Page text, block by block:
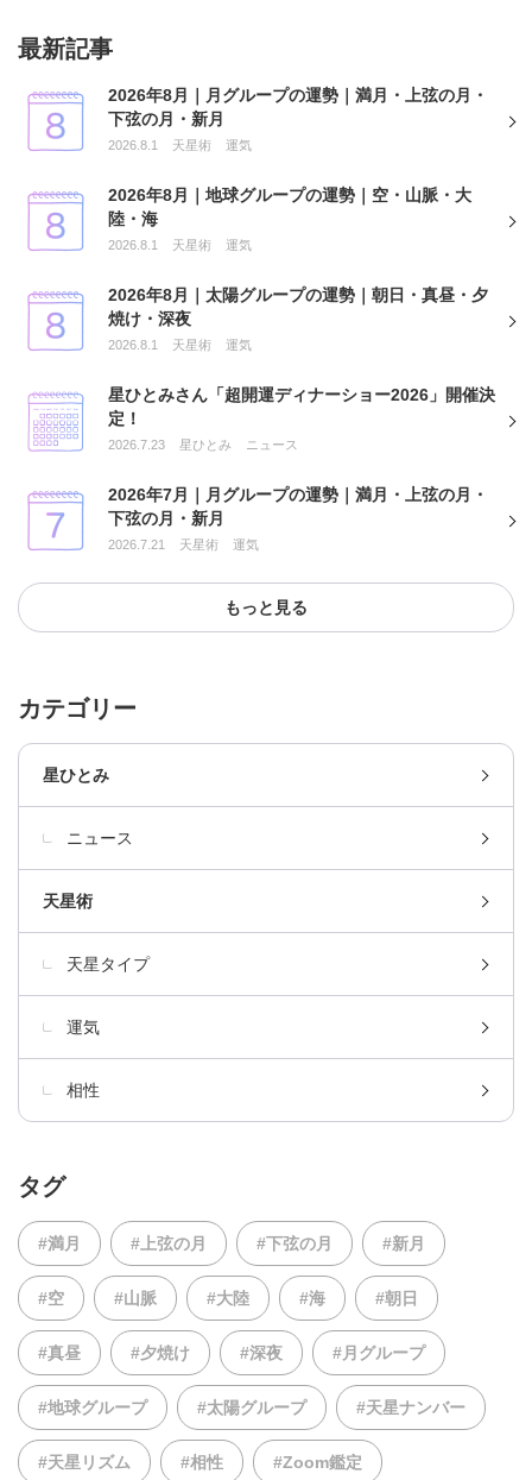
最新記事
2026年8月｜月グループの運勢｜満月・上弦の月・
下弦の月・新月
2026.8.1 天星術 運気
2026年8月｜地球グループの運勢｜空・山脈・大
陸・海
2026.8.1 天星術 運気
2026年8月｜太陽グループの運勢｜朝日・真昼・夕
焼け・深夜
2026.8.1 天星術 運気
星ひとみさん「超開運ディナーショー2026」開催決
定！
2026.7.23 星ひとみ ニュース
2026年7月｜月グループの運勢｜満月・上弦の月・
下弦の月・新月
2026.7.21 天星術 運気
もっと見る
カテゴリー
星ひとみ
ニュース
天星術
天星タイプ
運気
相性
タグ
#満月 #上弦の月 #下弦の月 #新月
#空 #山脈 #大陸 #海 #朝日
#真昼 #夕焼け #深夜 #月グループ
#地球グループ #太陽グループ #天星ナンバー
#天星リズム #相性 #Zoom鑑定